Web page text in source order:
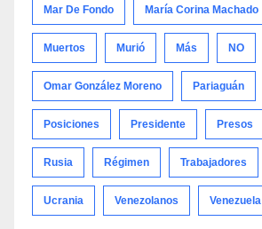
Mar De Fondo María Corina Machado
Muertos Murió Más NO
Omar González Moreno Pariaguán
Posiciones Presidente Presos
Rusia Régimen Trabajadores
Ucrania Venezolanos Venezuela